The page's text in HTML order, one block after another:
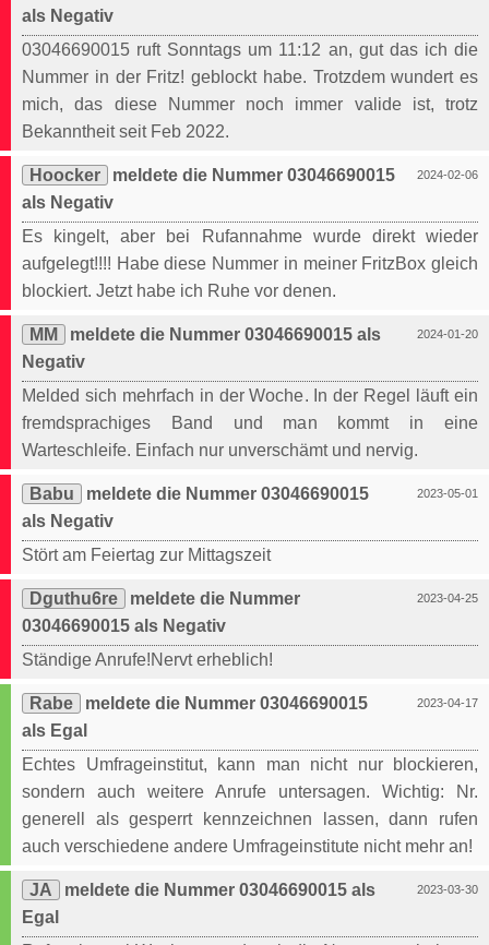
als Negativ
03046690015 ruft Sonntags um 11:12 an, gut das ich die
Nummer in der Fritz! geblockt habe. Trotzdem wundert es
mich, das diese Nummer noch immer valide ist, trotz
Bekanntheit seit Feb 2022.
2024-02-06
Hoocker
meldete die Nummer 03046690015
als Negativ
Es kingelt, aber bei Rufannahme wurde direkt wieder
aufgelegt!!!! Habe diese Nummer in meiner FritzBox gleich
blockiert. Jetzt habe ich Ruhe vor denen.
2024-01-20
MM
meldete die Nummer 03046690015 als
Negativ
Melded sich mehrfach in der Woche. In der Regel läuft ein
fremdsprachiges Band und man kommt in eine
Warteschleife. Einfach nur unverschämt und nervig.
2023-05-01
Babu
meldete die Nummer 03046690015
als Negativ
Stört am Feiertag zur Mittagszeit
2023-04-25
Dguthu6re
meldete die Nummer
03046690015 als Negativ
Ständige Anrufe!Nervt erheblich!
2023-04-17
Rabe
meldete die Nummer 03046690015
als Egal
Echtes Umfrageinstitut, kann man nicht nur blockieren,
sondern auch weitere Anrufe untersagen. Wichtig: Nr.
generell als gesperrt kennzeichnen lassen, dann rufen
auch verschiedene andere Umfrageinstitute nicht mehr an!
2023-03-30
JA
meldete die Nummer 03046690015 als
Egal